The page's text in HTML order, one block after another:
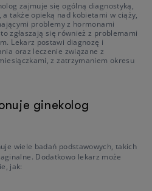
zajmuje się ogólną diagnostyką,
a także opieką nad kobietami w ciąży,
problemy z hormonami
zgłaszają się również z problemami
Lekarz postawi diagnozę i
oraz leczenie związane z
z zatrzymaniem okresu
ginekolog
wiele badań podstawowych, takich
Dodatkowo lekarz może
jak: